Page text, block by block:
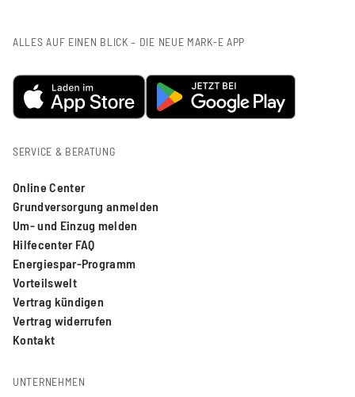
ALLES AUF EINEN BLICK – DIE NEUE MARK-E APP
SERVICE & BERATUNG
Online Center
Grundversorgung anmelden
Um- und Einzug melden
Hilfecenter FAQ
Energiespar-Programm
Vorteilswelt
Vertrag kündigen
Vertrag widerrufen
Kontakt
UNTERNEHMEN